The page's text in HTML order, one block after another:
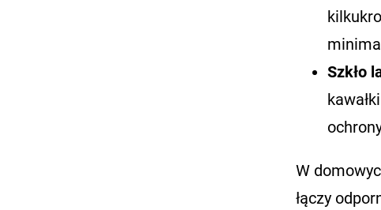
Szkło
W
łączy